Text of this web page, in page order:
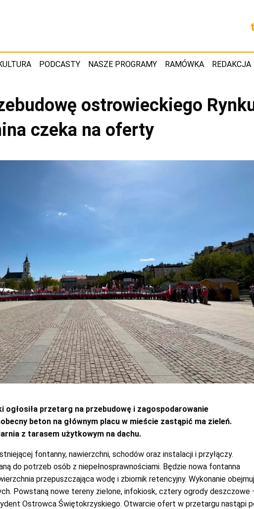
PODCASTY NASZE PROGRAMY RAMÓWKA REDAKCJA
ostrowieckiego
czeka na oferty
ogłosiła przetarg na przebudowę i zagospodarowanie
beton na głównym placu w mieście zastąpić ma zieleń.
z tarasem użytkowym na dachu.
fontanny, nawierzchni, schodów oraz instalacji i przyłączy.
do potrzeb osób z niepełnosprawnościami. Będzie nowa fontanna
przepuszczająca wodę i zbiornik retencyjny. Wykonanie
Powstaną nowe tereny zielone, infokiosk, cztery ogrody deszczowe
Ostrowca Świętokrzyskiego. Otwarcie ofert w przetargu nastąpi